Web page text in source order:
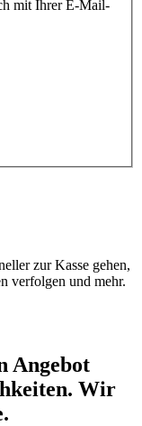
mit Ihrer E-Mail-
zur Kasse gehen,
verfolgen und mehr.
Angebot
Wir